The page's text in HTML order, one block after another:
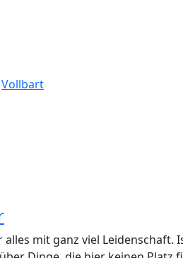
Vollbart
mit ganz viel